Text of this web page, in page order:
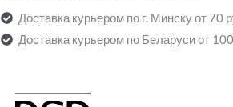
Доставка курьером по г. Минску от 70
Доставка курьером по Беларуси от